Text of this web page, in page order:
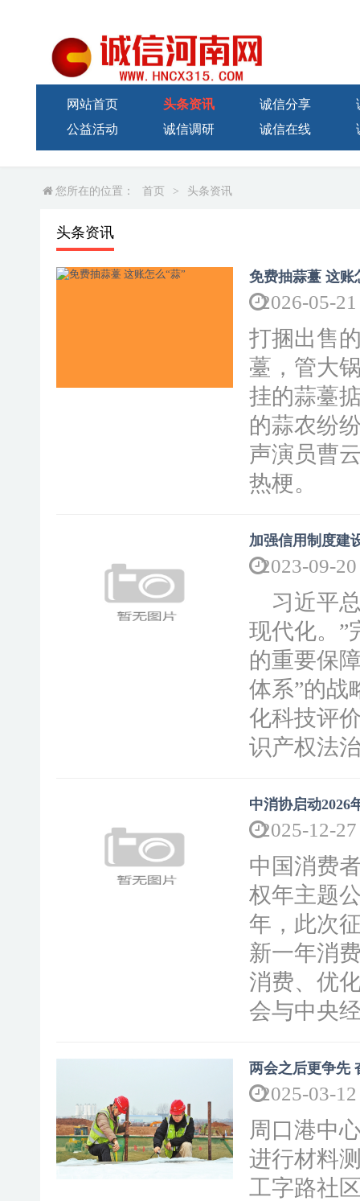
网站首页 头条资讯 诚信分享
公益活动
诚信调研 诚信在线
您所在的位置： 首页 > 头条资讯
头条资讯
免费抽蒜薹 这账
2026-05-21
打捆出
薹，管大
挂的蒜薹
的蒜农纷
声演员曹
热梗。
加强信用制度建
2023-09-20
习近平总
现代化。”
的重要保
体系”的战
化科技评
识产权法
中消协启动2026
2025-12-27
中国消费
权年主题
年，此次
新一年消
消费、优
会与中央
两会之后更争先
2025-03-12
周口港中
进行材料
工字路社